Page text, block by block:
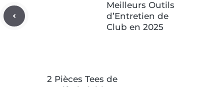
Meilleurs Outils
d’Entretien de
Club en 2025
2 Pièces Tees de